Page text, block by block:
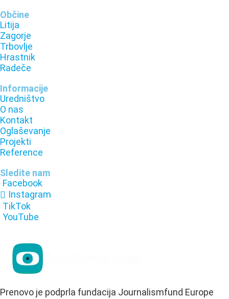
Občine
Litija
Zagorje
Trbovlje
Hrastnik
Radeče
Informacije
Uredništvo
O nas
Kontakt
Oglaševanje
Projekti
Reference
Sledite nam
Facebook
Instagram
TikTok
YouTube
Prenovo je podprla fundacija Journalismfund Europe